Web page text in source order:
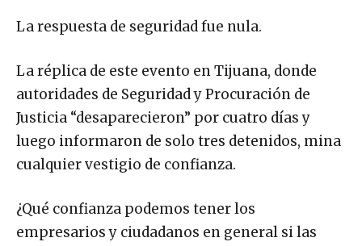
La respuesta de seguridad fue nula.
La réplica de este evento en Tijuana, donde
autoridades de Seguridad y Procuración de
Justicia “desaparecieron” por cuatro días y
luego informaron de solo tres detenidos, mina
cualquier vestigio de confianza.
¿Qué confianza podemos tener los
empresarios y ciudadanos en general si las